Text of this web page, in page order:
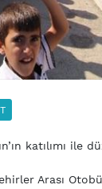
katılımı ile
Arası